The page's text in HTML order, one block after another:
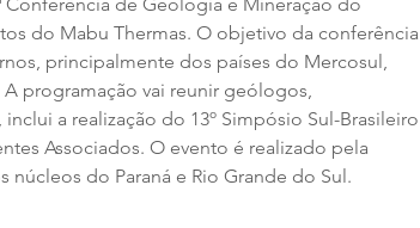
do Mabu Thermas. O objetivo da conferência
principalmente dos países do Mercosul,
programação vai reunir geólogos,
a realização do 13º Simpósio Sul-Brasileiro
Associados. O evento é realizado pela
do Paraná e Rio Grande do Sul.